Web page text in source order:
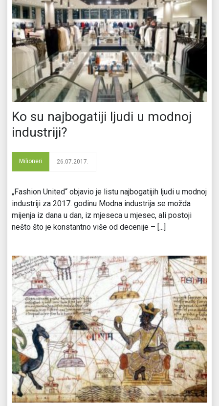
Ko su najbogatiji ljudi u modnoj
industriji?
Milioneri 26.07.2017.
„Fashion United“ objavio je listu najbogatijih ljudi u modnoj
industriji za 2017. godinu Modna industrija se možda
mijenja iz dana u dan, iz mjeseca u mjesec, ali postoji
nešto što je konstantno više od decenije – [...]